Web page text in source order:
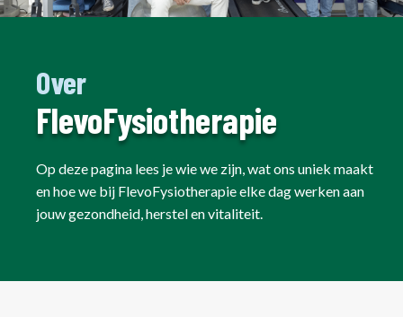
Over
FlevoFysiotherapie
Op deze pagina lees je wie we zijn, wat ons uniek maakt
en hoe we bij FlevoFysiotherapie elke dag werken aan
jouw gezondheid, herstel en vitaliteit.